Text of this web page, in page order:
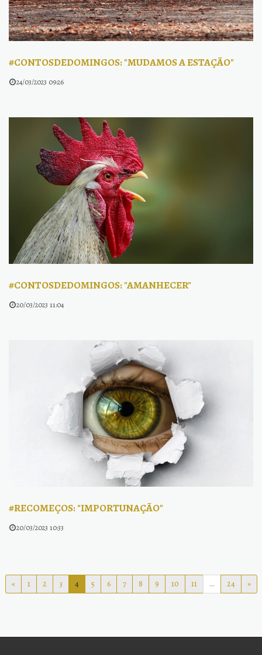
#CONTOSDEDOMINGOS: "MUDAMOS A ESTAÇÃO"
24/03/2023 09:26
#CONTOSDEDOMINGOS: "AMANHECER"
20/03/2023 11:04
#RECOMEÇOS: "IMPORTUNAÇÃO"
20/03/2023 10:33
« 1 2 3 4 5 6 7 8 9 10 11 ... 24 »